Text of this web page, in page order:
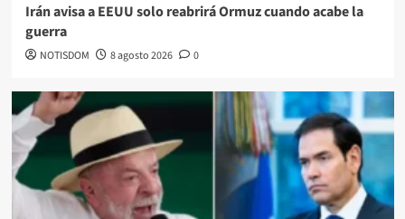
Irán avisa a EEUU solo reabrirá Ormuz cuando acabe la
guerra
NOTISDOM 8 agosto 2026 0